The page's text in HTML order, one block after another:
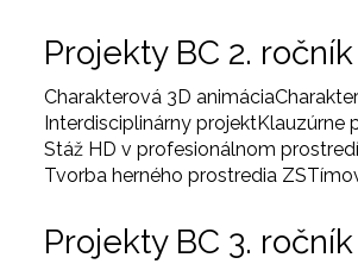
Projekty BC 2. ročník
Charakterová 3D animácia
Interdisciplinárny projektKlauzúrne
Stáž HD v profesionálnom prostredí
Tvorba herného prostredia ZS
Projekty BC 3. ročník